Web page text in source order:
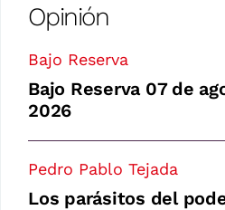
Opinión
Bajo Reserva
Bajo Reserva 07 de
2026
Pedro Pablo Tejada
Los parásitos del